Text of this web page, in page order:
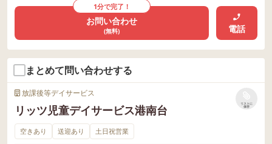
1分で完了！
お問い合わせ
(無料) 電話
まとめて問い合わせする
放課後等デイサービス
リッツ児童デイサービス港南台
リストに
保存
空きあり 送迎あり 土日祝営業